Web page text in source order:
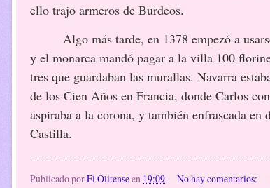
ello trajo armeros de Burdeos.
Algo más tarde, en 1378 empezó a
y el monarca mandó pagar a la villa 100
tres que guardaban las murallas. Navarra
de los Cien Años en Francia, donde Carlos
aspiraba a la corona, y también enfrascada en
Castilla.
Publicado porEl Olitenseen 19:09 No hay comentarios: